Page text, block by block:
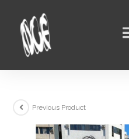
Previous Product